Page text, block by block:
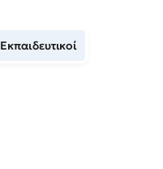
Εκπαιδευτικοί